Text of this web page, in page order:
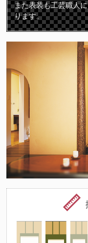
また表装も工芸職人
ります。